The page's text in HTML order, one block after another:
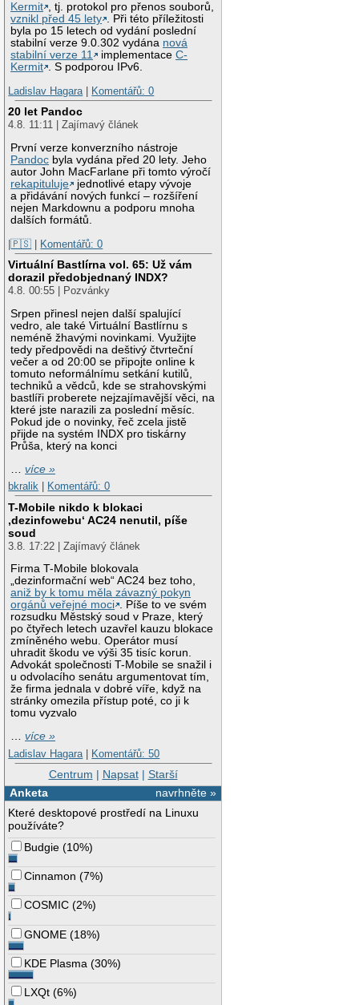
Kermit , tj. protokol pro přenos souborů,
vznikl před 45 lety . Při této příležitosti
byla po 15 letech od vydání poslední
stabilní verze 9.0.302 vydána nová
stabilní verze 11
implementaceC-
Kermit . S podporou IPv6.
Ladislav Hagara | Komentářů: 0
20 let Pandoc
4.8. 11:11 | Zajímavý článek
První verze konverzního nástroje
Pandoc byla vydána před 20 lety. Jeho
autor John MacFarlane při tomto výročí
rekapituluje
jednotlivé etapy vývoje
a přidávání nových funkcí – rozšíření
nejen Markdownu a podporu mnoha
dalších formátů.
|🇵🇸 | Komentářů: 0
Virtuální Bastlírna vol. 65: Už vám
dorazil předobjednaný INDX?
4.8. 00:55 | Pozvánky
Srpen přinesl nejen další spalující
vedro, ale také Virtuální Bastlírnu s
neméně žhavými novinkami. Využijte
tedy předpovědi na deštivý čtvrteční
večer a od 20:00 se připojte online k
tomuto neformálnímu setkání kutilů,
techniků a vědců, kde se strahovskými
bastlíři proberete nejzajímavější věci, na
které jste narazili za poslední měsíc.
Pokud jde o novinky, řeč zcela jistě
přijde na systém INDX pro tiskárny
Průša, který na konci
…více »
bkralik
Komentářů: 0
T-Mobile nikdo k blokaci
‚dezinfowebu‘ AC24 nenutil, píše
soud
3.8. 17:22 | Zajímavý článek
Firma T-Mobile blokovala
„dezinformační web“ AC24 bez toho,
aniž by k tomu měla závazný pokyn
orgánů veřejné moci . Píše to ve svém
rozsudku Městský soud v Praze, který
po čtyřech letech uzavřel kauzu blokace
zmíněného webu. Operátor musí
uhradit škodu ve výši 35 tisíc korun.
Advokát společnosti T-Mobile se snažil i
u odvolacího senátu argumentovat tím,
že firma jednala v dobré víře, když na
stránky omezila přístup poté, co ji k
tomu vyzvalo
…více »
Ladislav Hagara | Komentářů: 50
Centrum | Napsat| Starší
navrhněte »
Anketa
Které desktopové prostředí na Linuxu
používáte?
Budgie (10%)
Cinnamon (7%)
COSMIC (2%)
GNOME (18%)
KDE Plasma (30%)
LXQt (6%)